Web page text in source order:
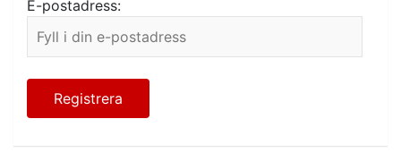
E-postadress: